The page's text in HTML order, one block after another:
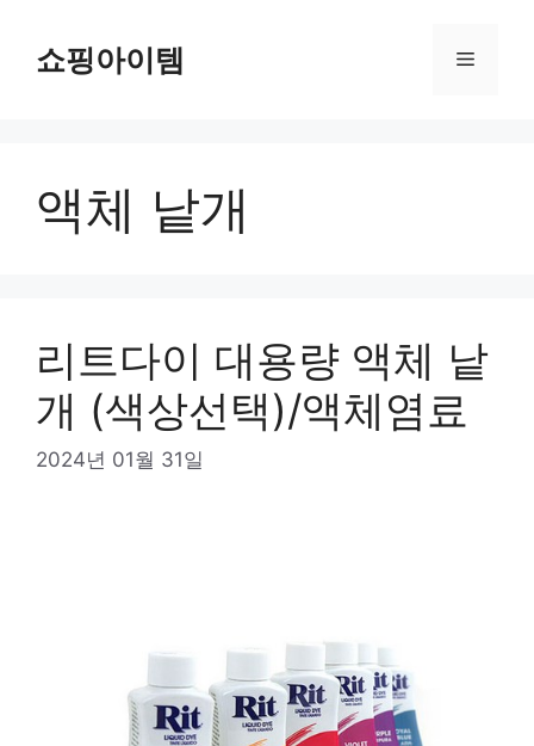
쇼핑아이템 메
액체 낱개
리트다이 대용량 액체 낱
개 (색상선택)/액체염료
2024년 01월 31일